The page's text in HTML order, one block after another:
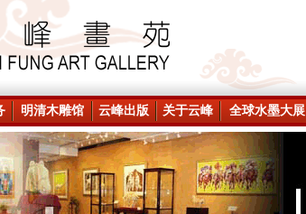
明清木雕馆 云峰出版 关于云峰 全球水墨大展